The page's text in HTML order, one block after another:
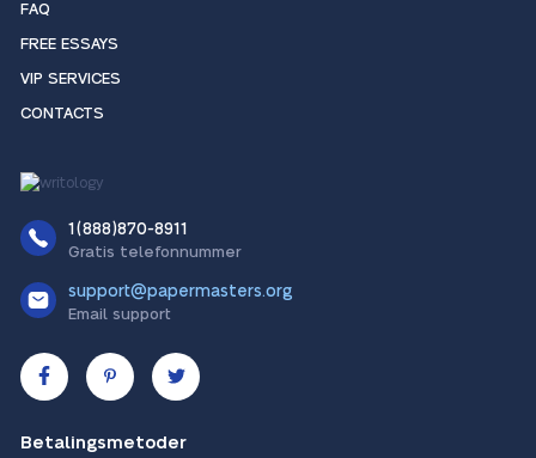
FAQ
FREE ESSAYS
VIP SERVICES
CONTACTS
1(888)870-8911
Gratis telefonnummer
support@papermasters.org
Email support
Betalingsmetoder